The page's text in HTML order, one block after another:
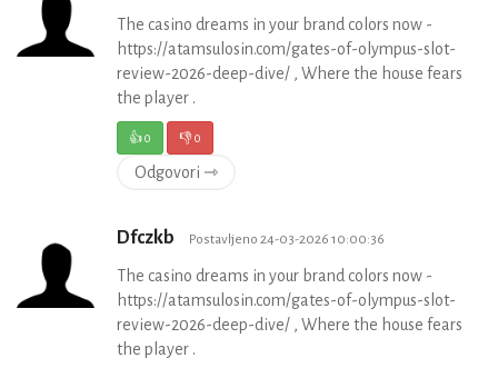
The casino dreams in your brand colors now -
https://atamsulosin.com/gates-of-olympus-slot-
review-2026-deep-dive/ , Where the house fears
the player .
👍0 👎0
Odgovori ⇾
Dfczkb Postavljeno 24-03-2026 10:00:36
The casino dreams in your brand colors now -
https://atamsulosin.com/gates-of-olympus-slot-
review-2026-deep-dive/ , Where the house fears
the player .